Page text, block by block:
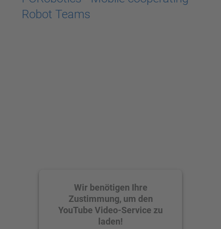
Robot Teams
Wir benötigen Ihre
Zustimmung, um den
YouTube Video-Service zu
laden!